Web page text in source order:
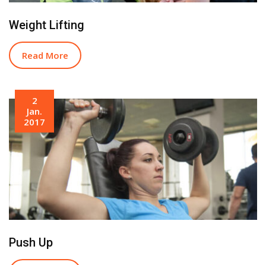
Weight Lifting
Read More
2
Jan.
2017
Push Up